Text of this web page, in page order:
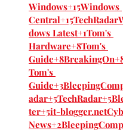
Windows+15Windows
Central+15TechRadar
dows Latest+1Tom's
Hardware+8Tom's
Tom's
ter+5it-blogger.net